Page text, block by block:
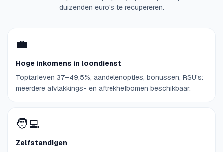
duizenden euro's te recupereren.
💼
Hoge inkomens in loondienst
Toptarieven 37–49,5%, aandelenopties, bonussen, RSU's:
meerdere afvlakkings- en aftrekhefbomen beschikbaar.
🧑‍💻
Zelfstandigen